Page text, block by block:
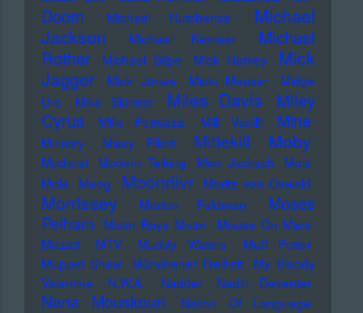
Doom
Michael Hutchence
Michael
Jackson
Michael Kemner
Michael
Rother
Michael Stipe Mick Harvey
Mick
Jagger
Mick Jones Micki Meuser
Midge
Ure
Mike Skinner Miles Davis
Miley
Cyrus
Mille Petrozza Milli Vanilli Mine
Ministry Missy Elliott Mittekill Moby
Moderat Modern Talking Moe Jacksch
Mois
Mola
Moog Moonriivr Moritz von Oswald
Morrissey Morton Feldman
Moses
Pelham
Motor Boys Motor
Mouse On Mars
Mozart
MTV Muddy Waters
Muff Potter
Muppet Show
Münchener Freiheit
My Bloody
Valentine
N.W.A. Naddel Nadin Deventer
Nana Mouskouri
Nation Of Language